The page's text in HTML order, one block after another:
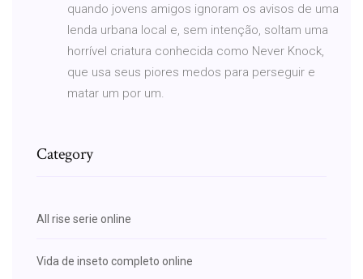
quando jovens amigos ignoram os avisos de uma
lenda urbana local e, sem intenção, soltam uma
horrível criatura conhecida como Never Knock,
que usa seus piores medos para perseguir e
matar um por um.
Category
All rise serie online
Vida de inseto completo online